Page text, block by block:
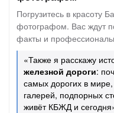
Погрузитесь в красоту
фотографом. Вас ждут
факты и
«Также я расскажу
железной дороги:
самых дорогих в
галерей, подпорных
живёт КБЖД и